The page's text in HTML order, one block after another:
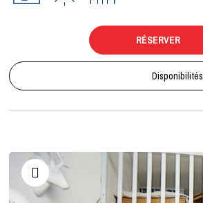
RÉSERVER
Disponibilités